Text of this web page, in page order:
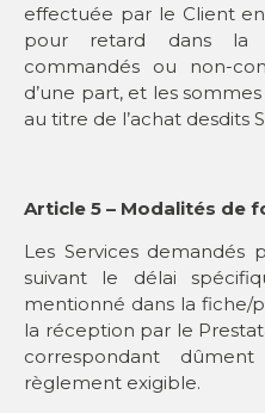
effectuée par le Client
pour retard dans la
commandés ou non-
d’une part, et les
au titre de l’achat desdits
Article 5 – Modalités de
Les Services demandés
suivant le délai
mentionné dans la fiche/
la réception par le
correspondant
règlement exigible.